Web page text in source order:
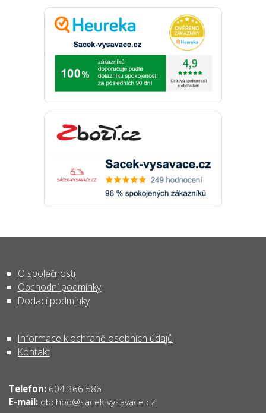
O společnosti
Obchodní podmínky
Dodací podmínky
Informace k ochraně osobních údajů
Kontakt
Telefon: 604 366 586
E-mail: obchod@sacek-vysavace.cz